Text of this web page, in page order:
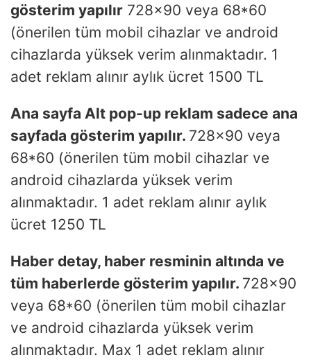
gösterim yapılır 728×90 veya 68*60
(önerilen tüm mobil cihazlar ve android
cihazlarda yüksek verim alınmaktadır. 1
adet reklam alınır aylık ücret 1500 TL
Ana sayfa Alt pop-up reklam sadece ana
sayfada gösterim yapılır. 728×90 veya
68*60 (önerilen tüm mobil cihazlar ve
android cihazlarda yüksek verim
alınmaktadır. 1 adet reklam alınır aylık
ücret 1250 TL
Haber detay, haber resminin altında ve
tüm haberlerde gösterim yapılır. 728×90
veya 68*60 (önerilen tüm mobil cihazlar
ve android cihazlarda yüksek verim
alınmaktadır. Max 1 adet reklam alınır